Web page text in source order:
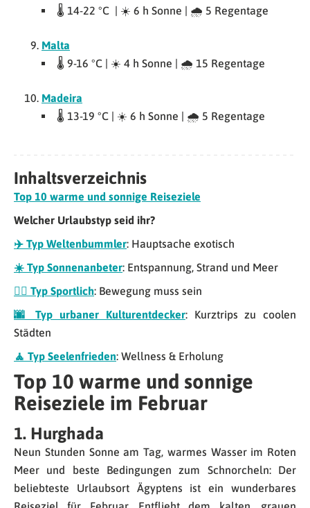
🌡 14-22 °C | ☀️ 6 h Sonne | 🌧 5 Regentage
Malta
🌡 9-16 °C | ☀️ 4 h Sonne | 🌧 15 Regentage
Madeira
🌡 13-19 °C | ☀️ 6 h Sonne | 🌧 5 Regentage
Inhaltsverzeichnis
Top 10 warme und sonnige Reiseziele
Welcher Urlaubstyp seid ihr?
✈️ Typ Weltenbummler: Hauptsache exotisch
☀️ Typ Sonnenanbeter: Entspannung, Strand und Meer
🚵‍♂️ Typ Sportlich: Bewegung muss sein
🌆 Typ urbaner Kulturentdecker: Kurztrips zu coolen
Städten
🧘 Typ Seelenfrieden: Wellness & Erholung
Top 10 warme und sonnige
Reiseziele im Februar
1. Hurghada
Neun Stunden Sonne am Tag, warmes Wasser im Roten
Meer und beste Bedingungen zum Schnorcheln: Der
beliebteste Urlaubsort Ägyptens ist ein wunderbares